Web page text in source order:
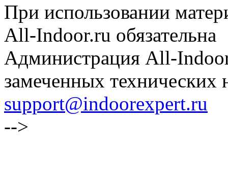
При использовании
All-Indoor.ru обязательна
Администрация All-
замеченных технических
support@indoorexpert.ru
-->